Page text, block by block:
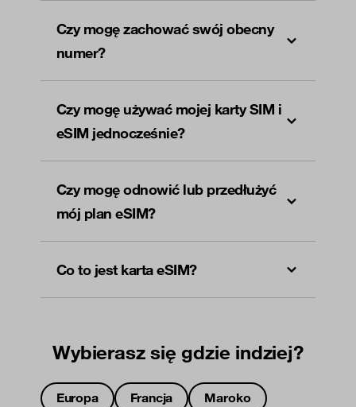
Czy mogę zachować swój obecny
numer?
Czy mogę używać mojej karty SIM i
eSIM jednocześnie?
Czy mogę odnowić lub przedłużyć
mój plan eSIM?
Co to jest karta eSIM?
Wybierasz się gdzie indziej?
Europa Francja
Maroko